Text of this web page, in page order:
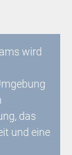
wird
das
und eine